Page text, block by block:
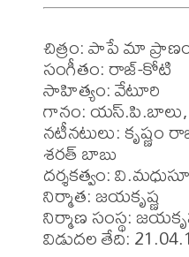
చిత్రం: పాపే మా
సంగీతం: రాజ్-కోటి
సాహిత్యం: వేటూరి
గానం:
నటీనటులు: కృష్ణం
శరత్ బాబు
దర్శకత్వం:
నిర్మాత: జయకృష్ణ
నిర్మాణ సంస్థ:
విడుదల తేది: